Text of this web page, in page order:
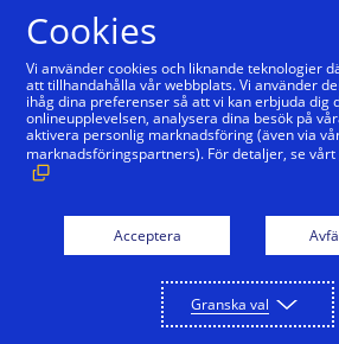
Cookies
Vi använder cookies och liknande teknologier
att tillhandahålla vår webbplats. Vi använder
ihåg dina preferenser så att vi kan erbjuda dig
onlineupplevelsen, analysera dina besök på
aktivera personlig marknadsföring (även via
marknadsföringspartners). För detaljer, se vårt
Acceptera
Granska val